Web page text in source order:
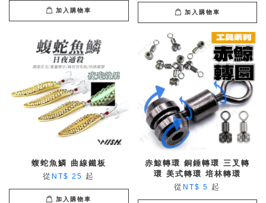
加入購物車 加入購物車
蝮蛇魚鱗 曲線鐵板
從 NT$ 25 起
加入購物車
赤鯨轉環 銅錘轉環 三叉轉
環 美式轉環 培林轉環
從 NT$ 5 起